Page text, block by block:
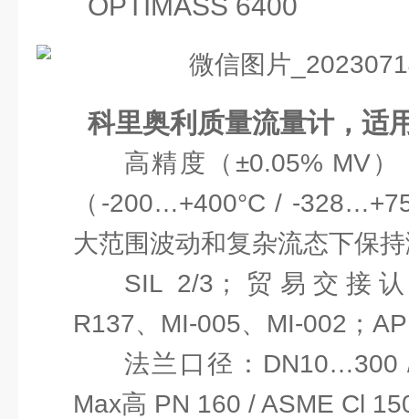
科里奥利质量流量计，适
高精度（±0.05% MV
（-200…+400°C / -
大范围波动和复杂流态下保
SIL 2/3；贸易交接
R137、MI-005、MI-002；
法兰口径：
Max高 PN 160 / ASME Cl